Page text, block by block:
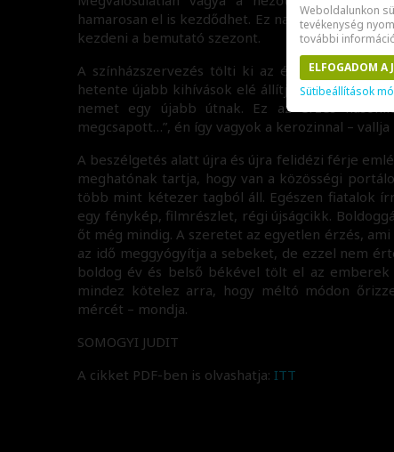
hamarosan el is kezdődhet. Ez nagy előrelépés
kezdeni a bemutató szezont.
A színházszervezés tölti ki az életét, de ha
hetente újabb kihívások elé állítják. Az utazás is
nemet egy újabb útnak. Ez az érzés
megcsapott…”, én így vagyok a kerozinnal –
A beszélgetés alatt újra és újra felidézi férje
meghatónak tartja, hogy van a közösségi
több mint kétezer tagból áll. Egészen fiatalok
egy fénykép, filmrészlet, régi újságcikk.
őt még mindig. A szeretet az egyetlen érzés,
az idő meggyógyítja a sebeket, de ezzel nem
boldog év és belső békével tölt el az emberek
mindez kötelez arra, hogy méltó módon
mércét – mondja.
SOMOGYI JUDIT
A cikket PDF-ben is olvashatja: ITT
Weboldalunkon
tevékenység
további
ELFOGADOM A
Sütibeállítások